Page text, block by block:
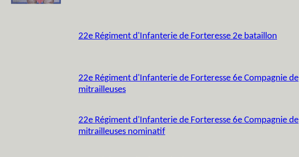
22e Régiment d'Infanterie de Forteresse 2e bataillon
22e Régiment d'Infanterie de Forteresse 6e Compagnie de
mitrailleuses
22e Régiment d'Infanterie de Forteresse 6e Compagnie de
mitrailleuses nominatif